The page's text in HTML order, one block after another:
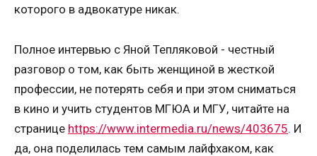
которого в адвокатуре никак.
Полное интервью с Яной Тепляковой - честный
разговор о том, как быть женщиной в жесткой
профессии, не потерять себя и при этом сниматься
в кино и учить студентов МГЮА и МГУ, читайте на
странице https://www.intermedia.ru/news/403675. И
да, она поделилась тем самым лайфхаком, как